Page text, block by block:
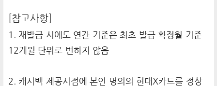
[참고사항]
1. 재발급 시에도 연간 기준은 최초 발급 확정월 기준
12개월 단위로 변하지 않음
2. 캐시백 제공시점에 본인 명의의 현대X카드를 정상